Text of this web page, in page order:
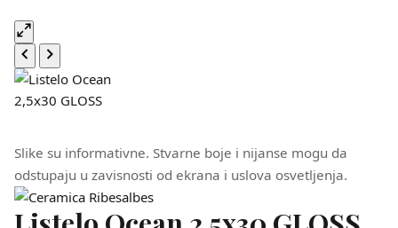
Slike su informativne. Stvarne boje i nijanse mogu da
odstupaju u zavisnosti od ekrana i uslova osvetljenja.